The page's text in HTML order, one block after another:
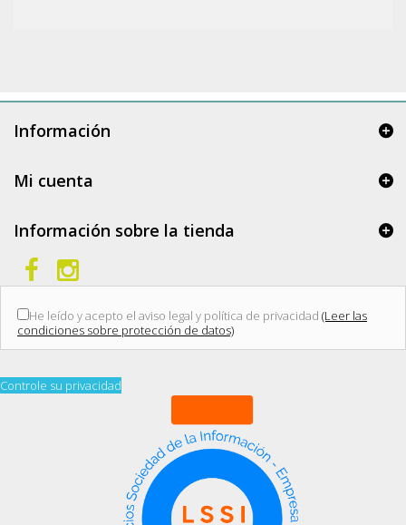
Información
Mi cuenta
Información sobre la tienda
He leído y acepto el aviso legal y política de privacidad (Leer las
condiciones sobre protección de datos)
Controle su privacidad